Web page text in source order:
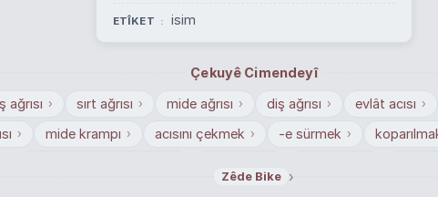
ETÎKET isim
Çekuyê Cimendeyî
ağrısı › sırt ağrısı › mide ağrısı › diş ağrısı › evlât acısı ›
› mide krampı › acısını çekmek › -e sürmek ›
Zêde Bike ›